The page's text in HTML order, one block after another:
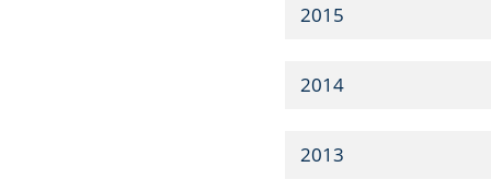
2015
2014
2013